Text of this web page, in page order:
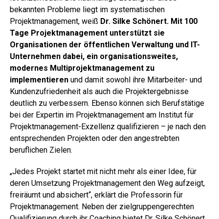
bekannten Probleme liegt im systematischen
Projektmanagement, weiß Dr. Silke Schönert. Mit 100
Tage Projektmanagement unterstützt sie
Organisationen der öffentlichen Verwaltung und IT-
Unternehmen dabei, ein organisationsweites,
modernes Multiprojektmanagement zu
implementieren und damit sowohl ihre Mitarbeiter- und
Kundenzufriedenheit als auch die Projektergebnisse
deutlich zu verbessern. Ebenso können sich Berufstätige
bei der Expertin im Projektmanagement am Institut für
Projektmanagement-Exzellenz qualifizieren – je nach den
entsprechenden Projekten oder den angestrebten
beruflichen Zielen.
„Jedes Projekt startet mit nicht mehr als einer Idee, für
deren Umsetzung Projektmanagement den Weg aufzeigt,
freiräumt und absichert“, erklärt die Professorin für
Projektmanagement. Neben der zielgruppengerechten